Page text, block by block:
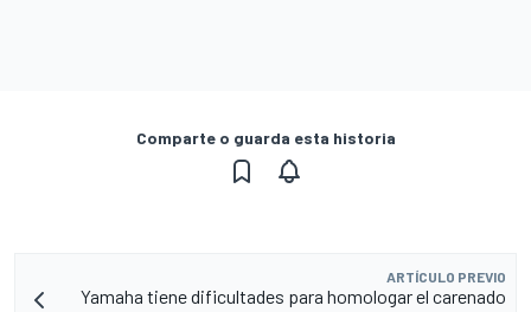
Comparte o guarda esta historia
ARTÍCULO PREVIO
Yamaha tiene dificultades para homologar el carenado